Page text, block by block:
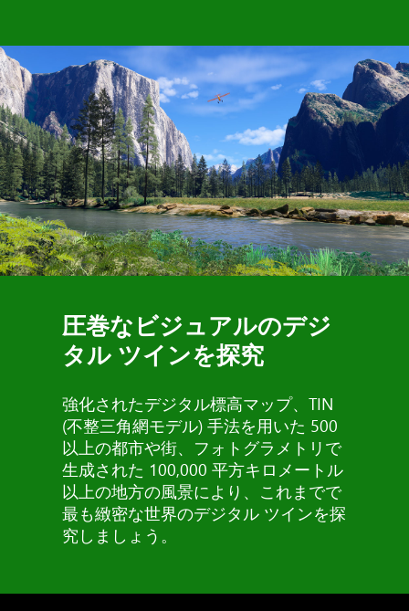
圧巻なビジュアルのデジ
タル ツインを探究
強化されたデジタル標高マップ、TIN
(不整三角網モデル) 手法を用いた 500
以上の都市や街、フォトグラメトリで
生成された 100,000 平方キロメートル
以上の地方の風景により、これまでで
最も緻密な世界のデジタル ツインを探
究しましょう。